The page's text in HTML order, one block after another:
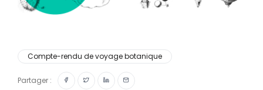
Compte-rendu de voyage botanique
Partager :